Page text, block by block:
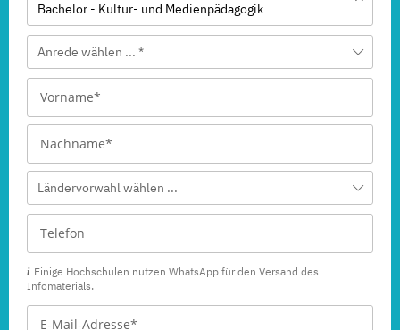
Bachelor - Kultur- und Medienpädagogik
Anrede wählen ... *
Ländervorwahl wählen ...
Einige Hochschulen nutzen WhatsApp für den Versand des
Infomaterials.